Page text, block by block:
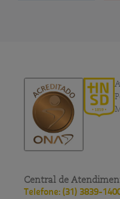
Central de
Telefone: (31) 3839-